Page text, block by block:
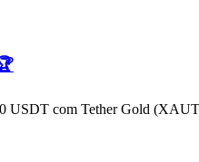
USDT com Tether Gold